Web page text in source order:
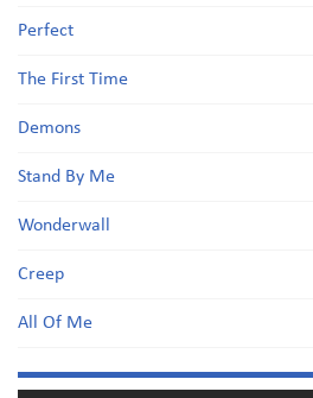
Perfect
The First Time
Demons
Stand By Me
Wonderwall
Creep
All Of Me